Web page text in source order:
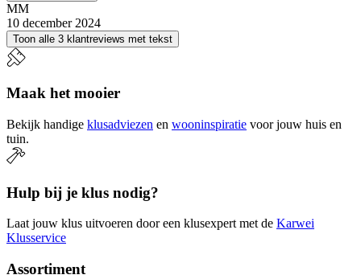
MM
10 december 2024
Toon alle 3 klantreviews met tekst
Maak het mooier
Bekijk handige klusadviezen en wooninspiratie voor jouw huis en
tuin.
Hulp bij je klus nodig?
Laat jouw klus uitvoeren door een klusexpert met de Karwei
Klusservice
Assortiment